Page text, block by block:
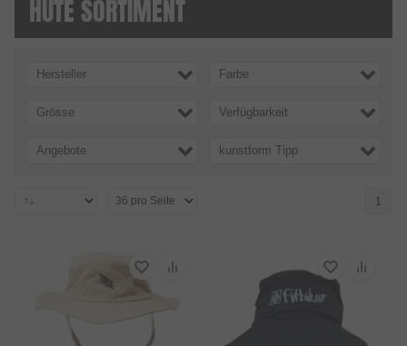
HÜTE SORTIMENT
Hersteller Farbe
Grösse Verfügbarkeit
Angebote kunstform Tipp
1